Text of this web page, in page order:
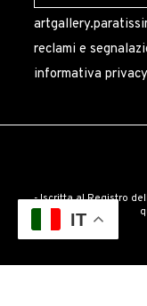
reclami e
informativa privacy
- Iscritta al Registro
IT